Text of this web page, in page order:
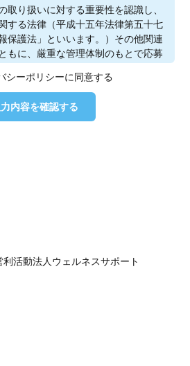
取り扱いに対する重要性を認識し、
する法律（平成十五年法律第五十七
保護法」といいます。）その他関連
もに、厳重な管理体制のもとで応募
得する個人情報に限り適用されるも
開示、内容の訂正、追加又は削除、
シーポリシーに同意する
力内容を確認する
活動法人ウェルネスサポート